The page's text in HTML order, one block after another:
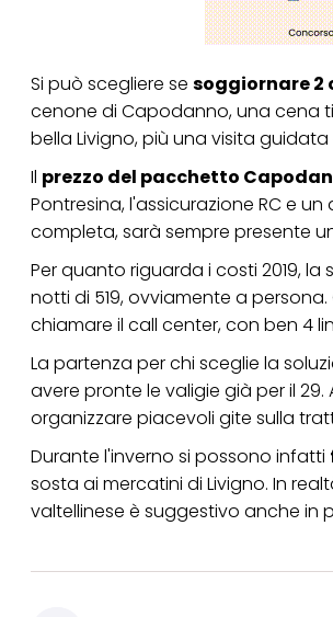
Si può scegliere se soggiornare 2
cenone di Capodanno, una cena
bella Livigno, più una visita
Il prezzo del pacchetto
Pontresina, l'assicurazione RC e
completa, sarà sempre presente
Per quanto riguarda i costi 2019,
notti di 519, ovviamente a
chiamare il call center, con ben 4
La partenza per chi sceglie la
avere pronte le valigie già per il
organizzare piacevoli gite sulla
Durante l'inverno si possono infatti
sosta ai mercatini di Livigno. In
valtellinese è suggestivo anche in